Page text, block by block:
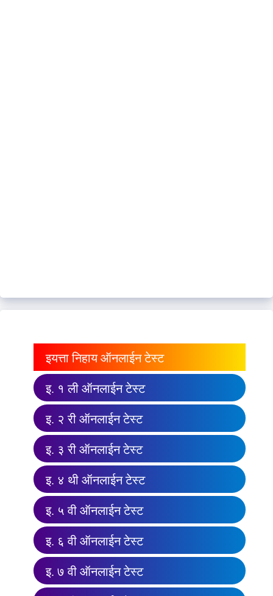
इयत्ता निहाय ऑनलाईन टेस्ट
इ. १ ली ऑनलाईन टेस्ट
इ. २ री ऑनलाईन टेस्ट
इ. ३ री ऑनलाईन टेस्ट
इ. ४ थी ऑनलाईन टेस्ट
इ. ५ वी ऑनलाईन टेस्ट
इ. ६ वी ऑनलाईन टेस्ट
इ. ७ वी ऑनलाईन टेस्ट